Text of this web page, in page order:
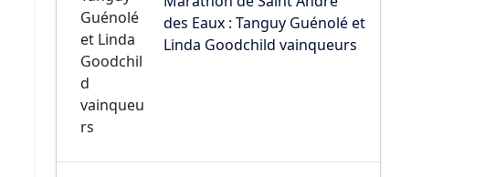
des Eaux : Tanguy Guénolé et
Linda Goodchild vainqueurs